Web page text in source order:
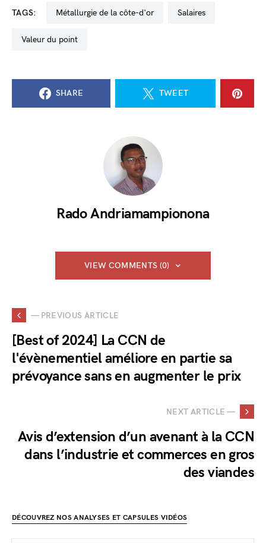
TAGS: métallurgie de la côte-d'or salaires
valeur du point
SHARE TWEET
Rado Andriamampionona
VIEW COMMENTS (0)
— PREVIOUS ARTICLE
[Best of 2024] La CCN de
l'évènementiel améliore en partie sa
prévoyance sans en augmenter le prix
NEXT ARTICLE —
Avis d’extension d’un avenant à la CCN
dans l’industrie et commerces en gros
des viandes
DÉCOUVREZ NOS ANALYSES ET CAPSULES VIDÉOS